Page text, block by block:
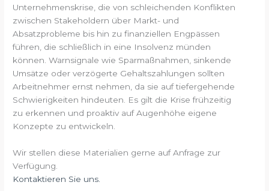
Unternehmenskrise, die von schleichenden Konflikten
zwischen Stakeholdern über Markt- und
Absatzprobleme bis hin zu finanziellen Engpässen
führen, die schließlich in eine Insolvenz münden
können. Warnsignale wie Sparmaßnahmen, sinkende
Umsätze oder verzögerte Gehaltszahlungen sollten
Arbeitnehmer ernst nehmen, da sie auf tiefergehende
Schwierigkeiten hindeuten. Es gilt die Krise frühzeitig
zu erkennen und proaktiv auf Augenhöhe eigene
Konzepte zu entwickeln.
Wir stellen diese Materialien gerne auf Anfrage zur
Verfügung.
Kontaktieren Sie uns.